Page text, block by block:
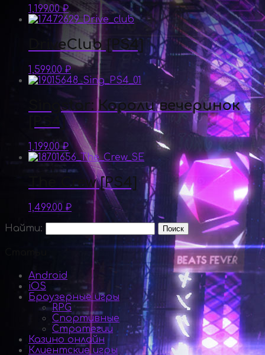
1,199.00₽
DriveClub [PS4]
1,599.00 ₽
Singstar: Короли вечеринок
[PS4]
1,199.00₽
The Crew [PS4]
1,499.00 ₽
Найти:
Android
iOS
Браузерные игры
RPG
Спортивные
Стратегии
Казино онлайн
Клиентские игры